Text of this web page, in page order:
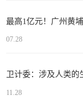
最高1亿元！广州黄
质量发展若干措施
07.28
卫计委：涉及人类的
理委员会
11.28